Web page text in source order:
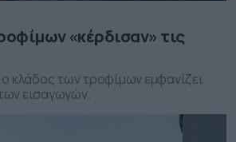
«κέρδισαν» τις
ο κλάδος των τροφίμων εμφανίζει
εισαγωγών.